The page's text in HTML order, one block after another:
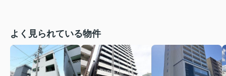
よく見られている物件